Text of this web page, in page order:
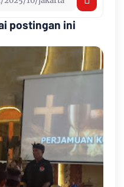
postingan ini